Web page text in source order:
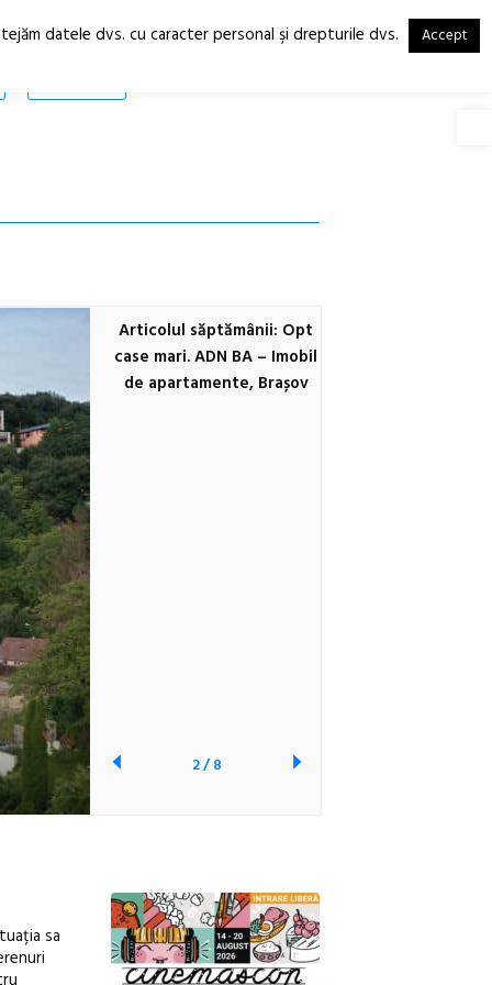
RO
EN
Articolul săptămânii: Opt
case mari. ADN BA – Imobil
de apartamente, Brașov
2/8
sa
datele dvs. cu caracter personal şi drepturile dvs. Accept